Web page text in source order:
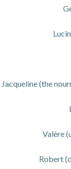
Jacqueline (the
Valère
Robert